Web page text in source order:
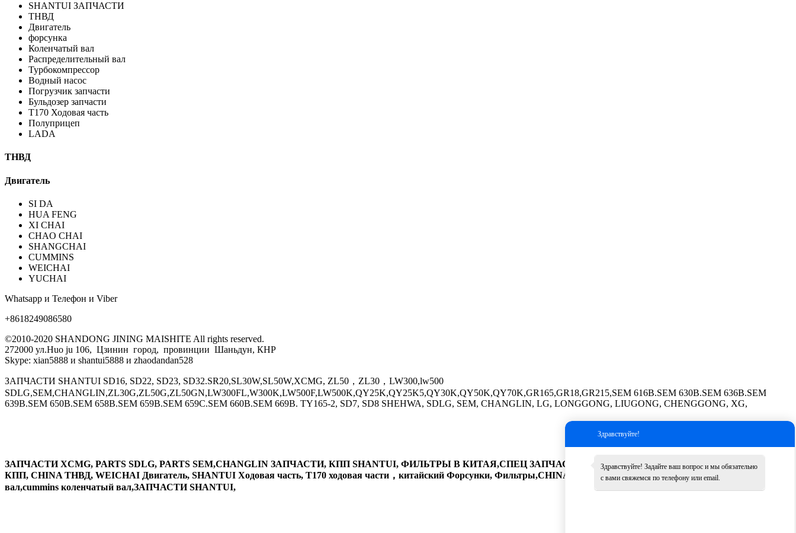
SHANTUI ЗАПЧАСТИ
ТНВД
Двигатель
форсунка
Коленчатый вал
Распределительный вал
Турбокомпрессор
Водный насос
Погрузчик запчасти
Бульдозер запчасти
T170 Ходовая часть
Полуприцеп
LADA
ТНВД
Двигатель
SI DA
HUA FENG
XI CHAI
CHAO CHAI
SHANGCHAI
CUMMINS
WEICHAI
YUCHAI
Whatsapp и Телефон и Viber
+8618249086580
©2010-2020 SHANDONG JINING MAISHITE All rights reserved.
272000 ул.Huo ju 106, Цзинин город, провинции Шаньдун, КНР
Skype: xian5888 и shantui5888 и zhaodandan528
ЗАПЧАСТИ SHANTUI SD16, SD22, SD23, SD32.SR20,SL30W,SL50W,XCMG, ZL50，ZL30，LW300,lw500
SDLG,SEM,CHANGLIN,ZL30G,ZL50G,ZL50GN,LW300FL,W300K,LW500F,LW500K,QY25K,QY25K5,QY30K,QY50K,QY70K,GR165,GR18,GR215,SEM 616B.SEM 630B.SEM 636B.SEM
639B.SEM 650B.SEM 658B.SEM 659B.SEM 659C.SEM 660B.SEM 669B. TY165-2, SD7, SD8 SHEHWA, SDLG, SEM, CHANGLIN, LG, LONGGONG, LIUGONG, CHENGGONG, XG,
ЗАПЧАСТИ XCMG, PARTS SDLG, PARTS SEM,CHANGLIN ЗАПЧАСТИ, КПП SHANTUI, ФИЛЬТРЫ В КИТАЯ,СПЕЦ ЗАПЧАСТИ,Запчасти SHANTUI, ЗАПЧАСТИ XCMG, ZF
КПП, CHINA ТНВД, WEICHAI Двигатель, SHANTUI Ходовая часть, T170 ходовая части，китайский Форсунки, Фильтры,CHINA Гидравлический насос, weichai коленчатый
вал,cummins коленчатый вал,ЗАПЧАСТИ SHANTUI,
Здравствуйте!
Здравствуйте! Задайте ваш вопрос и мы обязательно
с вами свяжемся по телефону или email.